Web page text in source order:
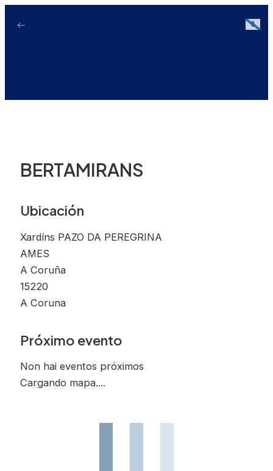
BERTAMIRANS
Ubicación
Xardíns PAZO DA PEREGRINA
AMES
A Coruña
15220
A Coruna
Próximo evento
Non hai eventos próximos
Cargando mapa....